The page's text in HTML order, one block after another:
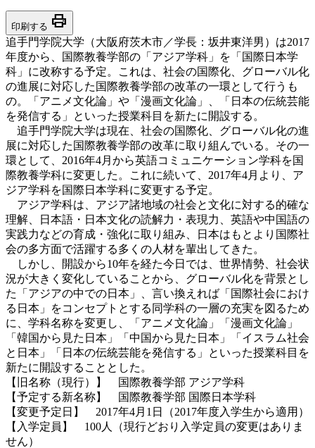
印刷する print
追手門学院大学（大阪府茨木市／学長：坂井東洋男）は2017
年度から、国際教養学部の「アジア学科」を「国際日本学
科」に改称する予定。これは、社会の国際化、グローバル化
の進展に対応した国際教養学部の改革の一環として行うも
の。「アニメ文化論」や「漫画文化論」、「日本の伝統芸能
を発信する」といった授業科目を新たに開設する。
追手門学院大学は現在、社会の国際化、グローバル化の進
展に対応した国際教養学部の改革に取り組んでいる。その一
環として、2016年4月から英語コミュニケーション学科を国
際教養学科に変更した。これに続いて、2017年4月より、ア
ジア学科を国際日本学科に変更する予定。
アジア学科は、アジア諸地域の社会と文化に対する的確な
理解、日本語・日本文化の読解力・表現力、英語や中国語の
実践力などの育成・強化に取り組み、日本はもとより国際社
会の多方面で活躍する多くの人材を輩出してきた。
しかし、開設から10年を経た今日では、世界情勢、社会状
況が大きく変化していることから、グローバル化を背景とし
た「アジアの中での日本」、言い換えれば「国際社会におけ
る日本」をコンセプトとする同学科の一層の充実を図るため
に、学科名称を変更し、「アニメ文化論」「漫画文化論」
「韓国から見た日本」「中国から見た日本」「イスラム社会
と日本」「日本の伝統芸能を発信する」といった授業科目を
新たに開設することとした。
【旧名称（現行）】 国際教養学部 アジア学科
【予定する新名称】 国際教養学部 国際日本学科
【変更予定日】 2017年4月1日（2017年度入学生から適用）
【入学定員】 100人（現行どおり入学定員の変更はありま
せん）